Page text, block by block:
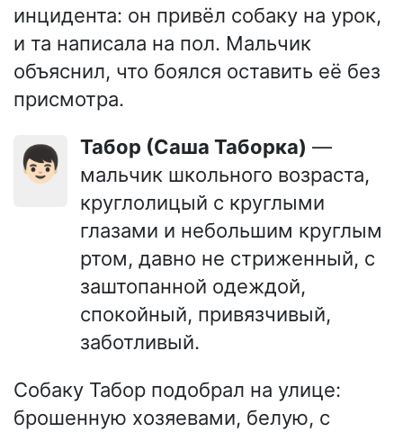
инцидента: он привёл собаку на урок,
и та написала на пол. Мальчик
объяснил, что боялся оставить её без
присмотра.
👦🏻 Табор (Саша Таборка) —
мальчик школьного возраста,
круглолицый с круглыми
глазами и небольшим круглым
ртом, давно не стриженный, с
заштопанной одеждой,
спокойный, привязчивый,
заботливый.
Собаку Табор подобрал на улице:
брошенную хозяевами, белую, с